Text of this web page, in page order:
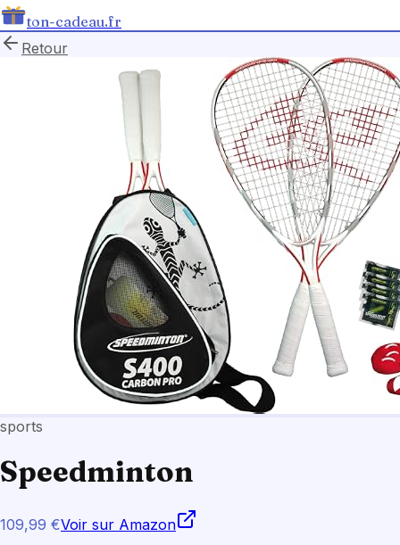
ton-cadeau.fr
Retour
sports
Speedminton
109,99 €Voir sur Amazon